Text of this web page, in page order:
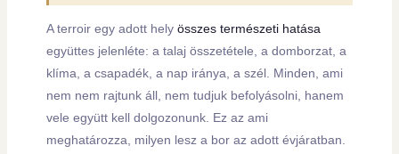
A terroir egy adott hely összes természeti hatása
együttes jelenléte: a talaj összetétele, a domborzat, a
klíma, a csapadék, a nap iránya, a szél. Minden, ami
nem nem rajtunk áll, nem tudjuk befolyásolni, hanem
vele együtt kell dolgozonunk. Ez az ami
meghatározza, milyen lesz a bor az adott évjáratban.